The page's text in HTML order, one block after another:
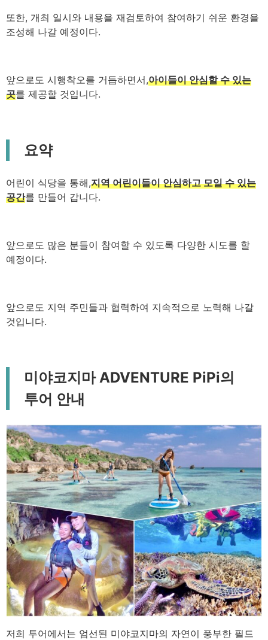
또한, 개최 일시와 내용을 재검토하여 참여하기 쉬운 환경을
조성해 나갈 예정이다.
앞으로도 시행착오를 거듭하면서,아이들이 안심할 수 있는
곳를 제공할 것입니다.
요약
어린이 식당을 통해,지역 어린이들이 안심하고 모일 수 있는
공간를 만들어 갑니다.
앞으로도 많은 분들이 참여할 수 있도록 다양한 시도를 할
예정이다.
앞으로도 지역 주민들과 협력하여 지속적으로 노력해 나갈
것입니다.
미야코지마 ADVENTURE PiPi의
투어 안내
저희 투어에서는 엄선된 미야코지마의 자연이 풍부한 필드